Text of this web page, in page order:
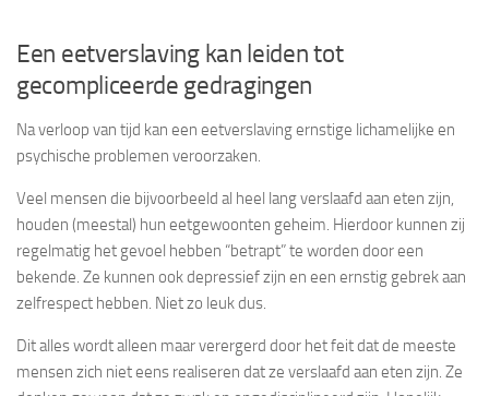
Een eetverslaving kan leiden tot
gecompliceerde gedragingen
Na verloop van tijd kan een eetverslaving ernstige lichamelijke en
psychische problemen veroorzaken.
Veel mensen die bijvoorbeeld al heel lang verslaafd aan eten zijn,
houden (meestal) hun eetgewoonten geheim. Hierdoor kunnen zij
regelmatig het gevoel hebben “betrapt” te worden door een
bekende. Ze kunnen ook depressief zijn en een ernstig gebrek aan
zelfrespect hebben. Niet zo leuk dus.
Dit alles wordt alleen maar verergerd door het feit dat de meeste
mensen zich niet eens realiseren dat ze verslaafd aan eten zijn. Ze